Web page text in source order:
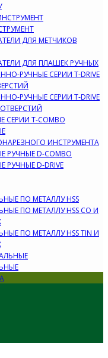
ДЛЯ МЕТЧИКОВ
ДЛЯ ПЛАШЕК РУЧНЫХ
РУЧНЫЕ СЕРИИ T-DRIVE
РУЧНЫЕ СЕРИИ T-DRIVE
СЕРИИ T-COMBO
ИНСТРУМЕНТА
РУЧНЫЕ D-COMBO
D-DRIVE
ПО МЕТАЛЛУ HSS
ПО МЕТАЛЛУ HSS CO И
ПО МЕТАЛЛУ HSS TIN И